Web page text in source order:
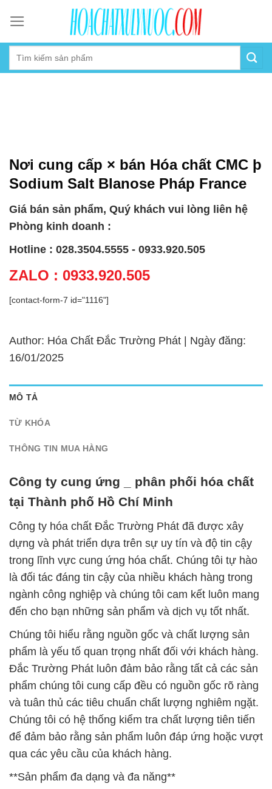
content
Nơi cung cấp × bán Hóa chất CMC þ
Sodium Salt Blanose Pháp France
Giá bán sản phẩm, Quý khách vui lòng liên hệ
Phòng kinh doanh :
Hotline : 028.3504.5555 - 0933.920.505
ZALO : 0933.920.505
[contact-form-7 id="1116"]
Author: Hóa Chất Đắc Trường Phát | Ngày đăng:
16/01/2025
MÔ TẢ
TỪ KHÓA
THÔNG TIN MUA HÀNG
Công ty cung ứng _ phân phối hóa chất
tại Thành phố Hồ Chí Minh
Công ty hóa chất Đắc Trường Phát đã được xây
dựng và phát triển dựa trên sự uy tín và độ tin cậy
trong lĩnh vực cung ứng hóa chất. Chúng tôi tự hào
là đối tác đáng tin cậy của nhiều khách hàng trong
ngành công nghiệp và chúng tôi cam kết luôn mang
đến cho bạn những sản phẩm và dịch vụ tốt nhất.
Chúng tôi hiểu rằng nguồn gốc và chất lượng sản
phẩm là yếu tố quan trọng nhất đối với khách hàng.
Đắc Trường Phát luôn đảm bảo rằng tất cả các sản
phẩm chúng tôi cung cấp đều có nguồn gốc rõ ràng
và tuân thủ các tiêu chuẩn chất lượng nghiêm ngặt.
Chúng tôi có hệ thống kiểm tra chất lượng tiên tiến
để đảm bảo rằng sản phẩm luôn đáp ứng hoặc vượt
qua các yêu cầu của khách hàng.
**Sản phẩm đa dạng và đa năng**